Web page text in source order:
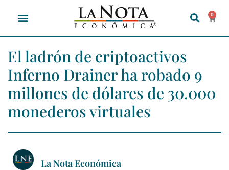
0
El ladrón de criptoactivos
Inferno Drainer ha robado 9
millones de dólares de 30.000
monederos virtuales
La Nota Económica